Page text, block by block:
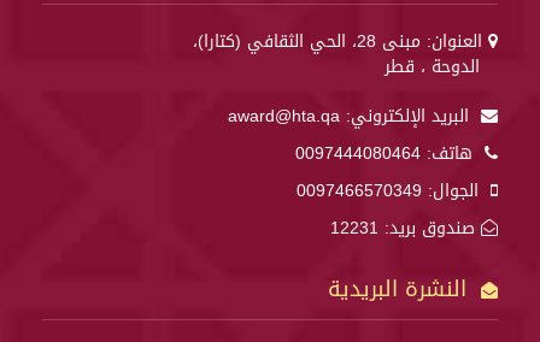
العنوان: مبنى 28، الحي الثقافي (كتارا)،
الدوحة ، قطر
البريد الإلكتروني: award@hta.qa
هاتف: 0097444080464
الجوال: 0097466570349
صندوق بريد: 12231
النشرة البريدية